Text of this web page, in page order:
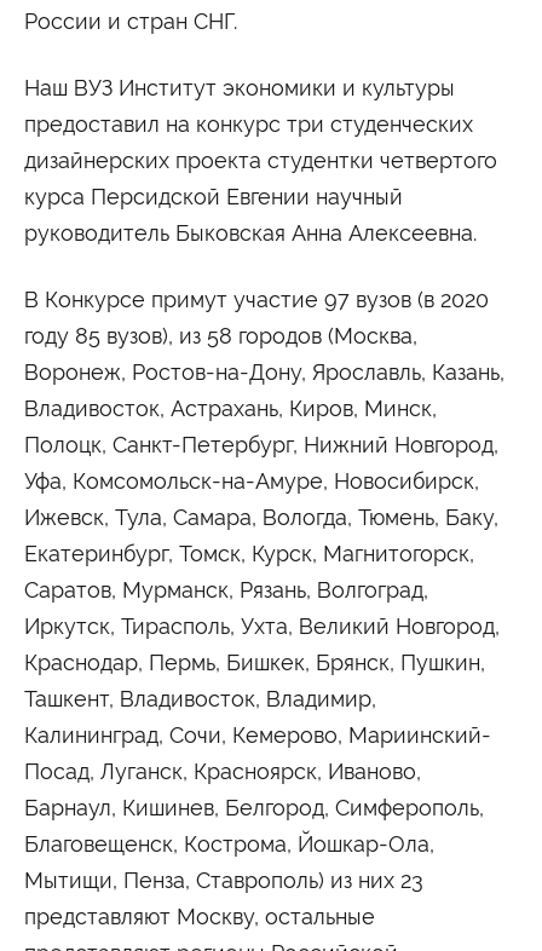
России и стран СНГ.
Наш ВУЗ Институт экономики и культуры
предоставил на конкурс три студенческих
дизайнерских проекта студентки четвертого
курса Персидской Евгении научный
руководитель Быковская Анна Алексеевна.
В Конкурсе примут участие 97 вузов (в 2020
году 85 вузов), из 58 городов (Москва,
Воронеж, Ростов-на-Дону, Ярославль, Казань,
Владивосток, Астрахань, Киров, Минск,
Полоцк, Санкт-Петербург, Нижний Новгород,
Уфа, Комсомольск-на-Амуре, Новосибирск,
Ижевск, Тула, Самара, Вологда, Тюмень, Баку,
Екатеринбург, Томск, Курск, Магнитогорск,
Саратов, Мурманск, Рязань, Волгоград,
Иркутск, Тирасполь, Ухта, Великий Новгород,
Краснодар, Пермь, Бишкек, Брянск, Пушкин,
Ташкент, Владивосток, Владимир,
Калининград, Сочи, Кемерово, Мариинский-
Посад, Луганск, Красноярск, Иваново,
Барнаул, Кишинев, Белгород, Симферополь,
Благовещенск, Кострома, Йошкар-Ола,
Мытищи, Пенза, Ставрополь) из них 23
представляют Москву, остальные